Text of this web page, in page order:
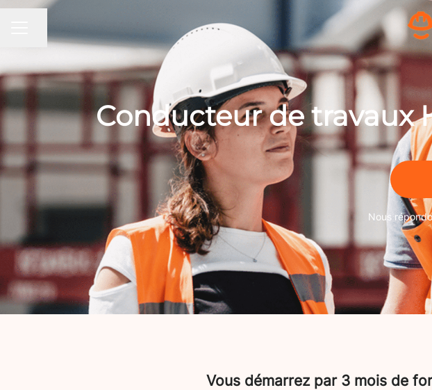
MENU CARRIÈRE
Partager la page
Conducteur de travaux
Nous
Vous démarrez par 3 mois de